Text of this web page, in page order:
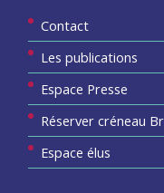
Contact
Les publications
Espace Presse
Réserver créneau
Espace élus